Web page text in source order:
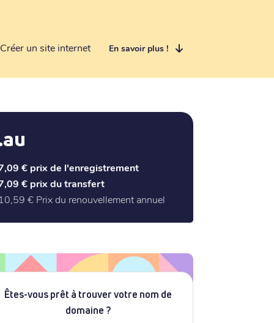
Créer un site internet En savoir plus !
€ prix de l'enregistrement
€ prix du transfert
10,59 € Prix du renouvellement annuel
Êtes-vous prêt à trouver votre nom de
domaine ?